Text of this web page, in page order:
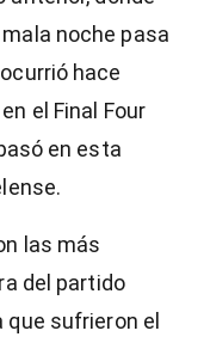
noche pasa
hace
el Final Four
en esta
las más
del partido
sufrieron el